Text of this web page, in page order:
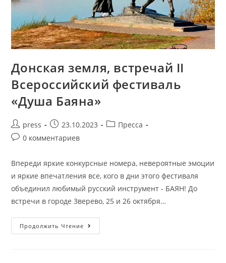
Донская земля, встречай II
Всероссийский фестиваль
«Душа Баяна»
press 23.10.2023
Пресса
0 комментариев
Впереди яркие конкурсные номера, невероятные эмоции
и яркие впечатления все, кого в дни этого фестиваля
объединил любимый русский инструмент - БАЯН! До
встречи в городе Зверево, 25 и 26 октября…
Продолжить Чтение